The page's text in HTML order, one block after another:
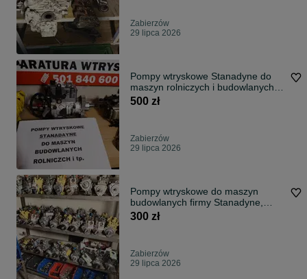
Zabierzów
29 lipca 2026
Pompy wtryskowe Stanadyne do
maszyn rolniczych i budowlanych
itp.
500 zł
Zabierzów
29 lipca 2026
Pompy wtryskowe do maszyn
budowlanych firmy Stanadyne,
Delphi, Lucas
300 zł
Zabierzów
29 lipca 2026